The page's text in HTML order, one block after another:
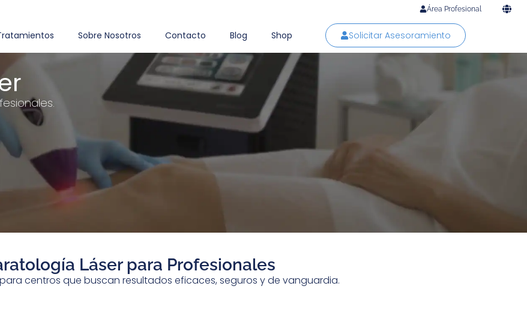
Área Profesional
Sobre Nosotros Contacto Blog Shop Solicitar Asesoramiento
Láser para Profesionales
centros que buscan resultados eficaces, seguros y de vanguardia.